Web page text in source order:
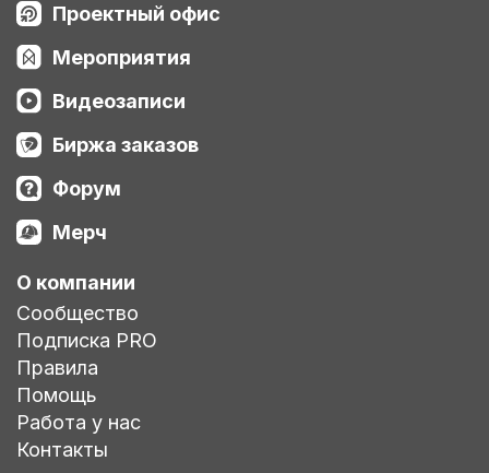
Проектный офис
Мероприятия
Видеозаписи
Биржа заказов
Форум
Мерч
О компании
Сообщество
Подписка PRO
Правила
Помощь
Работа у нас
Контакты